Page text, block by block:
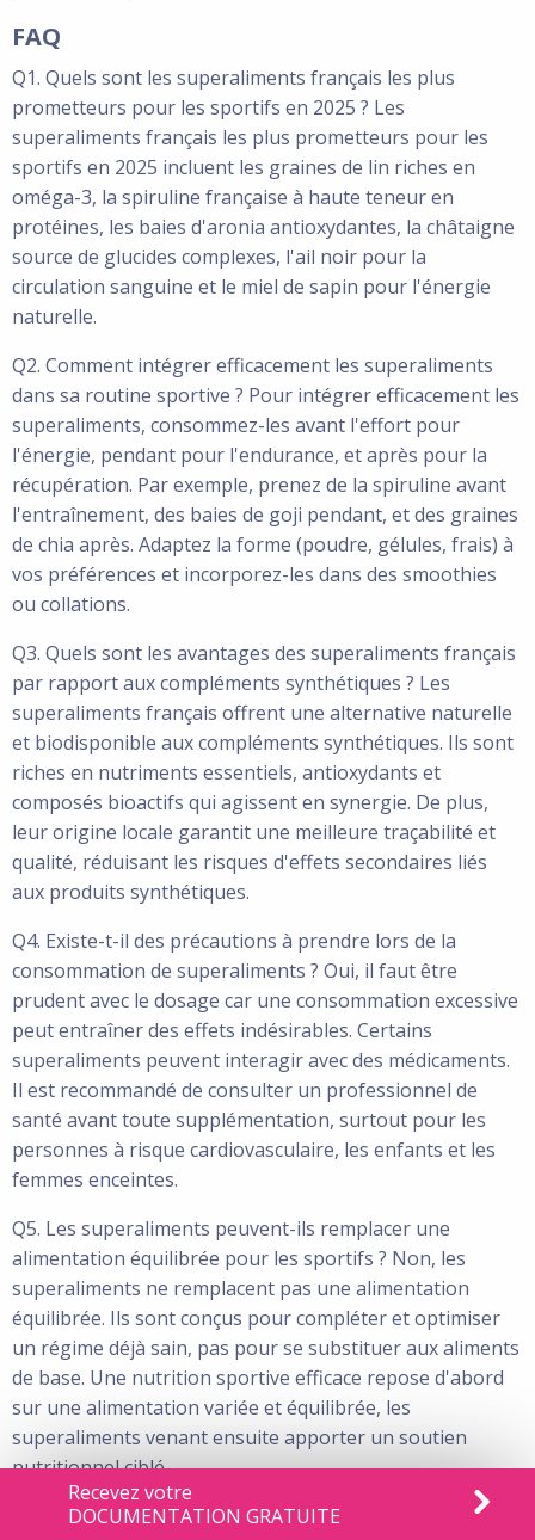
FAQ
Q1. Quels sont les superaliments français les plus
prometteurs pour les sportifs en 2025 ? Les
superaliments français les plus prometteurs pour les
sportifs en 2025 incluent les graines de lin riches en
oméga-3, la spiruline française à haute teneur en
protéines, les baies d'aronia antioxydantes, la châtaigne
source de glucides complexes, l'ail noir pour la
circulation sanguine et le miel de sapin pour l'énergie
naturelle.
Q2. Comment intégrer efficacement les superaliments
dans sa routine sportive ? Pour intégrer efficacement les
superaliments, consommez-les avant l'effort pour
l'énergie, pendant pour l'endurance, et après pour la
récupération. Par exemple, prenez de la spiruline avant
l'entraînement, des baies de goji pendant, et des graines
de chia après. Adaptez la forme (poudre, gélules, frais) à
vos préférences et incorporez-les dans des smoothies
ou collations.
Q3. Quels sont les avantages des superaliments français
par rapport aux compléments synthétiques ? Les
superaliments français offrent une alternative naturelle
et biodisponible aux compléments synthétiques. Ils sont
riches en nutriments essentiels, antioxydants et
composés bioactifs qui agissent en synergie. De plus,
leur origine locale garantit une meilleure traçabilité et
qualité, réduisant les risques d'effets secondaires liés
aux produits synthétiques.
Q4. Existe-t-il des précautions à prendre lors de la
consommation de superaliments ? Oui, il faut être
prudent avec le dosage car une consommation excessive
peut entraîner des effets indésirables. Certains
superaliments peuvent interagir avec des médicaments.
Il est recommandé de consulter un professionnel de
santé avant toute supplémentation, surtout pour les
personnes à risque cardiovasculaire, les enfants et les
femmes enceintes.
Q5. Les superaliments peuvent-ils remplacer une
alimentation équilibrée pour les sportifs ? Non, les
superaliments ne remplacent pas une alimentation
équilibrée. Ils sont conçus pour compléter et optimiser
un régime déjà sain, pas pour se substituer aux aliments
de base. Une nutrition sportive efficace repose d'abord
sur une alimentation variée et équilibrée, les
superaliments venant ensuite apporter un soutien
nutritionnel ciblé.
Recevez votre
DOCUMENTATION GRATUITE